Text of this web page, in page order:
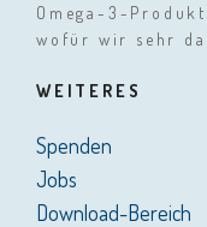
Omega-3-
wofür wir sehr
WEITERES
Spenden
Jobs
Download-Bereich